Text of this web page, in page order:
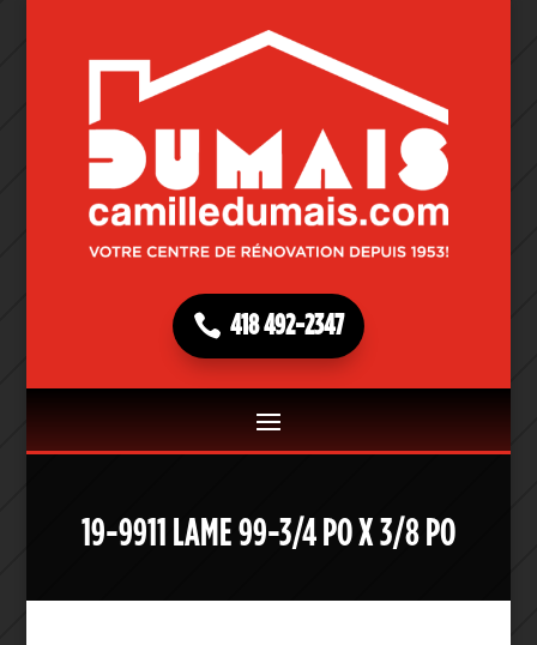
418 492-2347
19-9911 LAME 99-3/4 PO X 3/8 PO